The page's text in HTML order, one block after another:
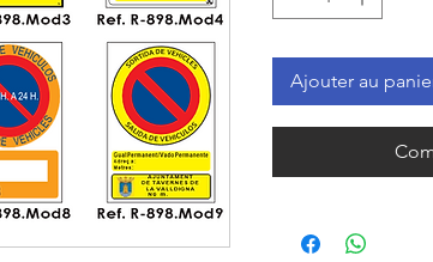
Ajouter au